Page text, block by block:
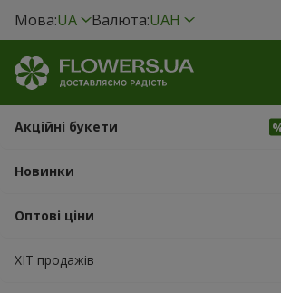
Мова:UA Валюта:UAH
Акційні букети
Новинки
Оптові ціни
ХІТ продажів